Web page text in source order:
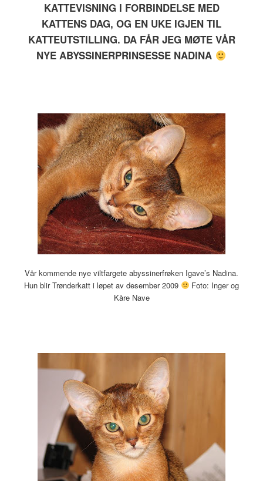
KATTEVISNING I FORBINDELSE MED
KATTENS DAG, OG EN UKE IGJEN TIL
KATTEUTSTILLING. DA FÅR JEG MØTE VÅR
NYE ABYSSINERPRINSESSE NADINA
Vår kommende nye viltfargete abyssinerfrøken Igave’s Nadina.
Hun blir Trønderkatt i løpet av desember 2009
Foto: Inger og
Kåre Nave